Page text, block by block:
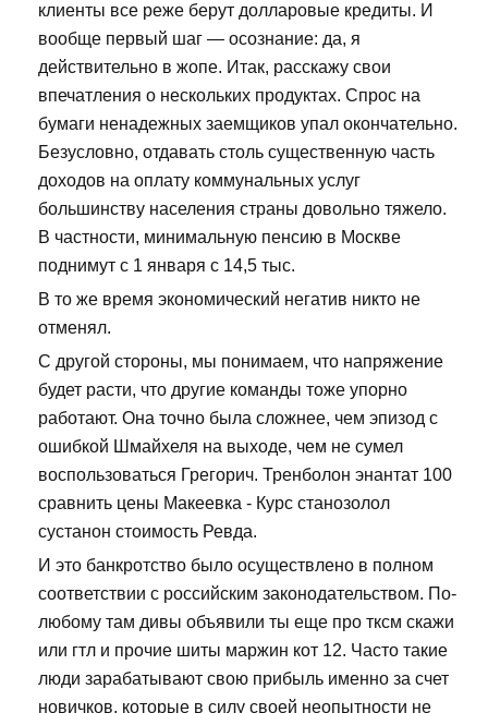
клиенты все реже берут долларовые кредиты. И
вообще первый шаг — осознание: да, я
действительно в жопе. Итак, расскажу свои
впечатления о нескольких продуктах. Спрос на
бумаги ненадежных заемщиков упал окончательно.
Безусловно, отдавать столь существенную часть
доходов на оплату коммунальных услуг
большинству населения страны довольно тяжело.
В частности, минимальную пенсию в Москве
поднимут с 1 января с 14,5 тыс.
В то же время экономический негатив никто не
отменял.
С другой стороны, мы понимаем, что напряжение
будет расти, что другие команды тоже упорно
работают. Она точно была сложнее, чем эпизод с
ошибкой Шмайхеля на выходе, чем не сумел
воспользоваться Грегорич. Тренболон энантат 100
сравнить цены Макеевка - Курс станозолол
сустанон стоимость Ревда.
И это банкротство было осуществлено в полном
соответствии с российским законодательством. По-
любому там дивы объявили ты еще про тксм скажи
или гтл и прочие шиты маржин кот 12. Часто такие
люди зарабатывают свою прибыль именно за счет
новичков, которые в силу своей неопытности не